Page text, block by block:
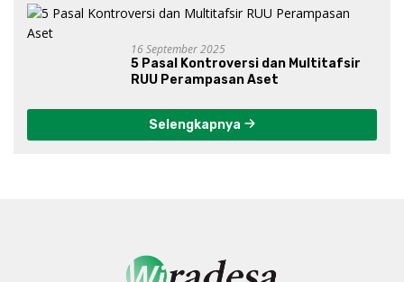
16 September 2025
5 Pasal Kontroversi dan Multitafsir
RUU Perampasan Aset
Selengkapnya